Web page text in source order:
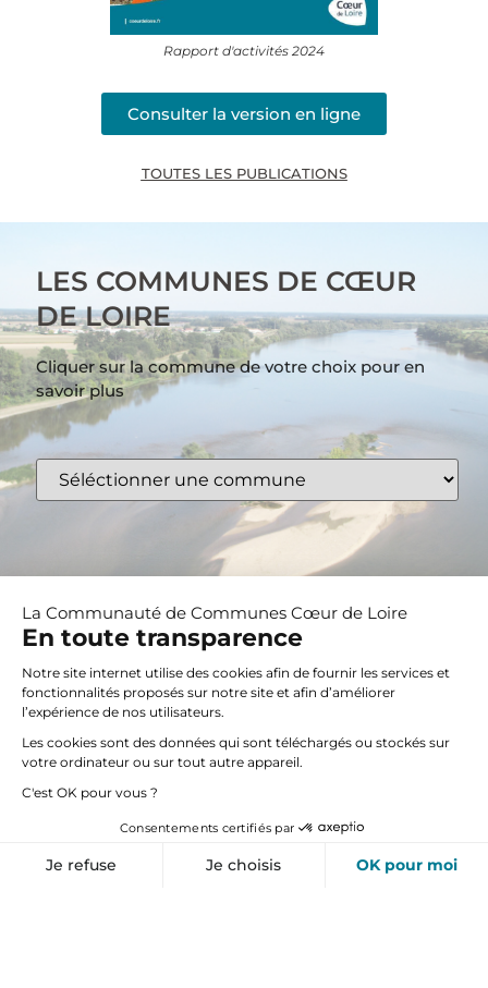
Rapport d'activités 2024
Consulter la version en ligne
TOUTES LES PUBLICATIONS
LES COMMUNES DE CŒUR
DE LOIRE
Cliquer sur la commune de votre choix pour en
savoir plus
Communauté de Communes Cœur de Loire
4 place Georges Clemenceau
La Communauté de Communes Cœur de Loire
En toute transparence
Notre site internet utilise des cookies afin de fournir les services et
fonctionnalités proposés sur notre site et afin d’améliorer
l’expérience de nos utilisateurs.
Les cookies sont des données qui sont téléchargés ou stockés sur
votre ordinateur ou sur tout autre appareil.
C'est OK pour vous ?
Consentements certifiés par
Je refuse Je choisis OK pour moi
Vos paramètres de cookies